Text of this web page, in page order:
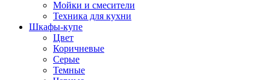
Мойки и смесители
Техника для кухни
Шкафы-купе
Цвет
Коричневые
Серые
Темные